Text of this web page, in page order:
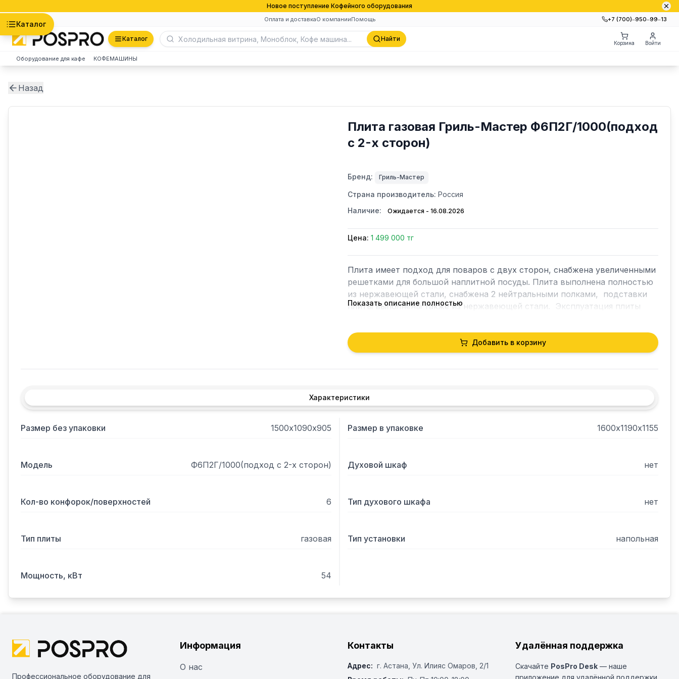
Новое поступление Кофейного оборудования
Оплата и доставкаО компанииПомощь +7 (700)‒950‒99‒13
Каталог
Каталог Найти
Корзина Войти
Оборудование для кафе КОФЕМАШИНЫ
Назад
Плита газовая Гриль-Мастер Ф6П2Г/1000(подход
с 2-х сторон)
Бренд: Гриль-Мастер
Страна производитель: Россия
Наличие:
Ожидается - 16.08.2026
Цена: 1 499 000 тг
Плита имеет подход для поваров с двух сторон, снабжена увеличенными
решетками для большой наплитной посуды. Плита выполнена полностью
из нержавеющей стали, снабжена 2 нейтральными полками,  подставки
плиты выполнены также из нержавеющей стали.  Эксплуатация плиты
6 профессиональных горелок класса Heavy Duty, система газконтроль на
всех горелках
Показать описание полностью
Добавить в корзину
Характеристики
Размер без упаковки 1500х1090х905 Размер в упаковке 1600х1190х1155
Модель Ф6П2Г/1000(подход с 2-х сторон) Духовой шкаф нет
Кол-во конфорок/поверхностей 6 Тип духового шкафа нет
Тип плиты газовая Тип установки напольная
Мощность, кВт 54
Профессиональное оборудование для
Информация
О нас
Контакты
Адрес: г. Астана, ​Ул. Илияс Омаров, 2/1
Удалённая поддержка
Скачайте PosPro Desk — наше
приложение для удалённой поддержки.